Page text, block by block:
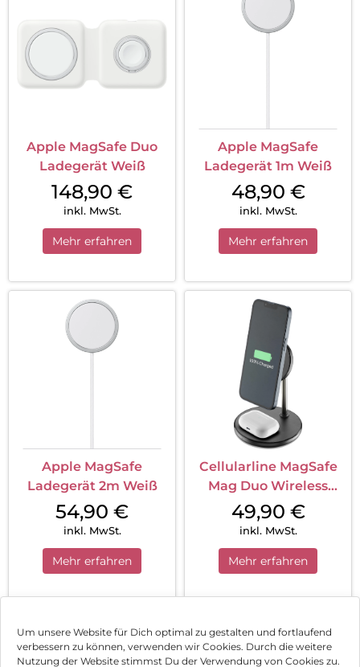
Um unsere Website für Dich optimal zu gestalten und fortlaufend
verbessern zu können, verwenden wir Cookies. Durch die weitere
Nutzung der Website stimmst Du der Verwendung von Cookies zu.
Apple MagSafe Duo
Ladegerät Weiß
148,90 €
inkl. MwSt.
Mehr erfahren
Apple MagSafe
Ladegerät 1m Weiß
48,90 €
inkl. MwSt.
Mehr erfahren
Apple MagSafe
Ladegerät 2m Weiß
54,90 €
inkl. MwSt.
Mehr erfahren
Cellularline MagSafe
Mag Duo Wireless
Charger Black
49,90 €
inkl. MwSt.
Mehr erfahren
1 2 3 Nächste